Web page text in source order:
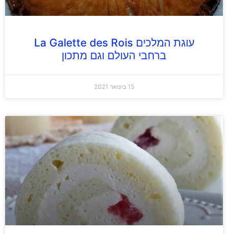
עוגת המלכים La Galette des Rois
ברחבי העולם וגם מתכון
15 בינואר 2021